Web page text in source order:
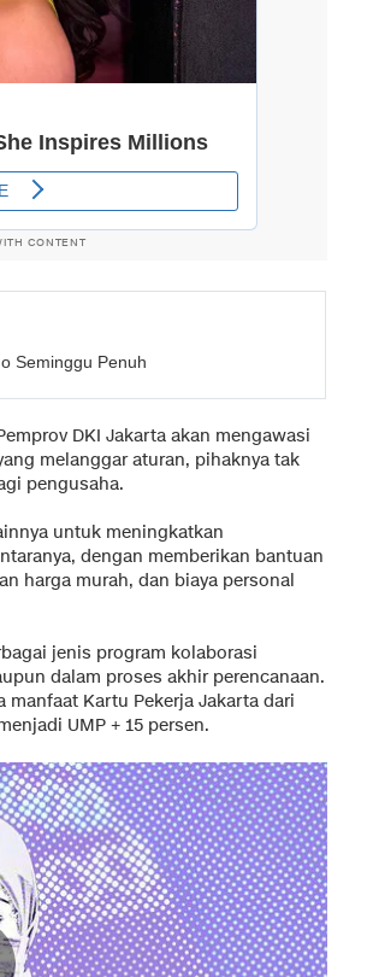
CONTENT
Seminggu Penuh
DKI Jakarta akan mengawasi
melanggar aturan, pihaknya tak
pengusaha.
untuk meningkatkan
dengan memberikan bantuan
harga murah, dan biaya personal
jenis program kolaborasi
dalam proses akhir perencanaan.
Kartu Pekerja Jakarta dari
UMP + 15 persen.